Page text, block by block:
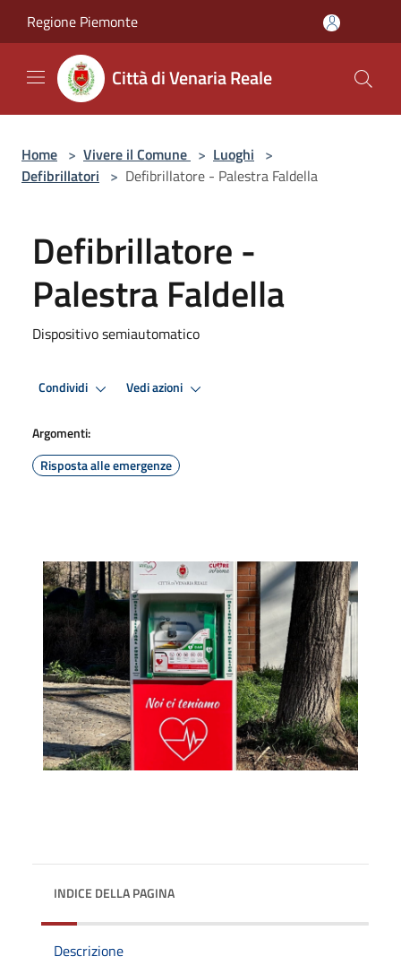
Regione Piemonte
Città di Venaria Reale
Home > Vivere il Comune > Luoghi >
Defibrillatori > Defibrillatore - Palestra Faldella
Defibrillatore -
Palestra Faldella
Dispositivo semiautomatico
Condividi Vedi azioni
Argomenti:
Risposta alle emergenze
INDICE DELLA PAGINA
Descrizione